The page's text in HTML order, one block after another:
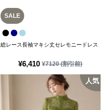
SALE
¥6,410 ¥7120(割引前)
総レース長袖マキシ丈セレモニードレス
人気